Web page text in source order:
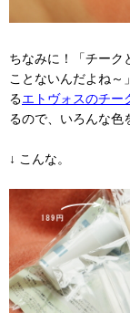
ちなみに！「チーク
ことないんだよね～
るエトヴォスのチー
るので、いろんな色
↓ こんな。